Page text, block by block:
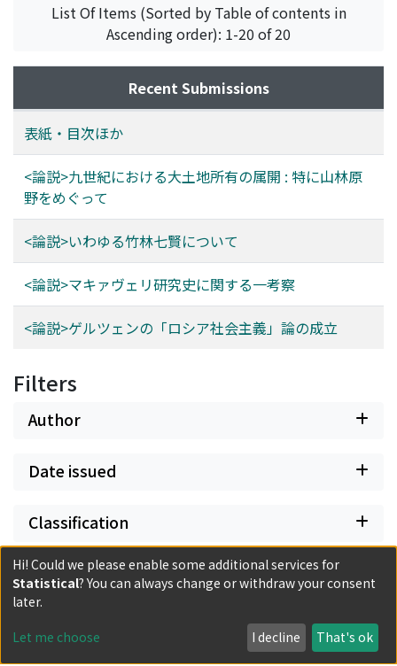
List Of Items (Sorted by Table of contents in
Ascending order): 1-20 of 20
Recent Submissions
表紙・目次ほか
<論説>九世紀における大土地所有の属開 : 特に山林原
野をめぐって
<論説>いわゆる竹林七賢について
<論説>マキァヴェリ研究史に関する一考察
<論説>ゲルツェンの「ロシア社会主義」論の成立
Filters
Author
Date issued
Classification
Document Type
Hi! Could we please enable some additional services for
Statistical? You can always change or withdraw your consent
later.
Let me choose I decline That's ok